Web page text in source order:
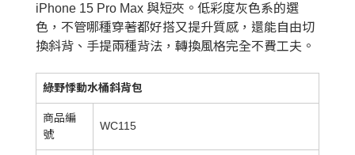
iPhone 15 Pro Max 與短夾。低彩度灰色系的選
色，不管哪種穿著都好搭又提升質感，還能自由切
換斜背、手提兩種背法，轉換風格完全不費工夫。
綠野悸動水桶斜背包
商品編
號
WC115